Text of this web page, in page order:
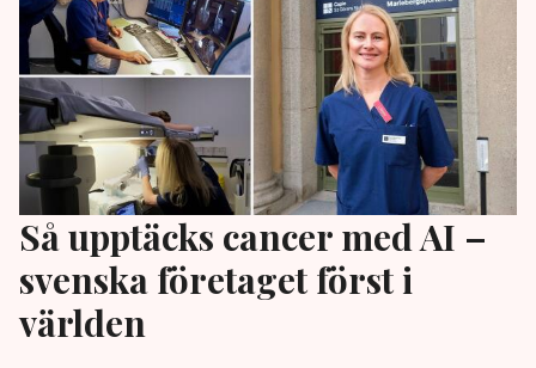
Så upptäcks cancer med AI –
svenska företaget först i
världen